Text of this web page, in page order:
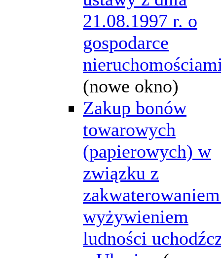
21.08.1997 r. o
gospodarce
(nowe okno)
Zakup bonów
towarowych
(papierowych) w
związku z
wyżywieniem
ludności